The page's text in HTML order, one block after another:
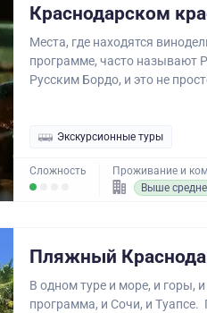
Краснодарском
Места, где находятся
программе, часто называют
Русским Бордо, и это не
Экскурсионные туры
Сложность
Проживание и
Выше
Пляжный
В одном туре и море, и горы,
программа, и Сочи, и